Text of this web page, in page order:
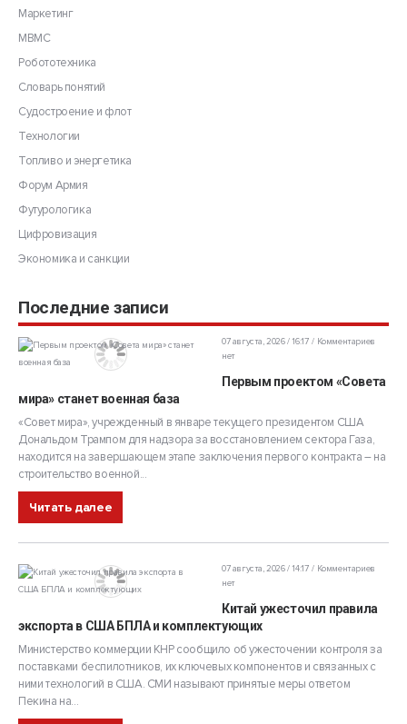
Маркетинг
МВМС
Робототехника
Словарь понятий
Судостроение и флот
Технологии
Топливо и энергетика
Форум Армия
Футурологика
Цифровизация
Экономика и санкции
Последние записи
07 августа, 2026 / 16:17
Комментариев
нет
Первым проектом «Совета
мира» станет военная база
«Совет мира», учрежденный в январе текущего президентом США
Дональдом Трампом для надзора за восстановлением сектора Газа,
находится на завершающем этапе заключения первого контракта – на
строительство военной...
Читать далее
07 августа, 2026 / 14:17
Комментариев
нет
Китай ужесточил правила
экспорта в США БПЛА и комплектующих
Министерство коммерции КНР сообщило об ужесточении контроля за
поставками беспилотников, их ключевых компонентов и связанных с
ними технологий в США. СМИ называют принятые меры ответом
Пекина на...